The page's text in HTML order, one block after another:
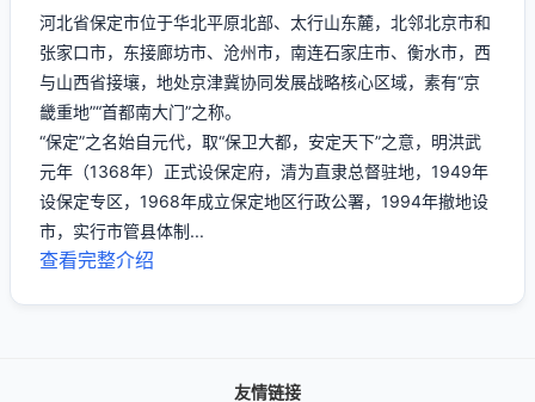
河北省保定市位于华北平原北部、太行山东麓，北邻北京市和
张家口市，东接廊坊市、沧州市，南连石家庄市、衡水市，西
与山西省接壤，地处京津冀协同发展战略核心区域，素有“京
畿重地”“首都南大门”之称。
“保定”之名始自元代，取“保卫大都，安定天下”之意，明洪武
元年（1368年）正式设保定府，清为直隶总督驻地，1949年
设保定专区，1968年成立保定地区行政公署，1994年撤地设
市，实行市管县体制...
查看完整介绍
友情链接